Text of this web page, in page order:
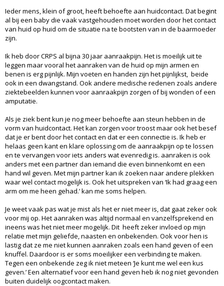
Ieder mens, klein of groot, heeft behoefte aan huidcontact. Dat begint
al bij een baby die vaak vastgehouden moet worden door het contact
van huid op huid om de situatie na te bootsten van in de baarmoeder
zijn.
Ik heb door CRPS al bijna 30 jaar aanraakpijn. Het is moeilijk uit te
leggen maar vooral het aanraken van de huid op mijn armen en
benen is erg pijnlijk. Mijn voeten en handen zijn het pijnlijkst, beide
ook in een dwangstand. Ook andere medische redenen zoals andere
ziektebeelden kunnen voor aanraakpijn zorgen of bij wonden of een
amputatie.
Als je ziek bent kun je nog meer behoefte aan steun hebben in de
vorm van huidcontact. Het kan zorgen voor troost maar ook het besef
dat je er bent door het contact en dat er een connectie is. Ik heb er
helaas geen kant en klare oplossing om de aanraakpijn op te lossen
en te vervangen voor iets anders wat evenredig is. aanraken is ook
anders met een partner dan iemand die even binnenkomt en een
hand wil geven. Met mijn partner kan ik zoeken naar andere plekken
waar wel contact mogelijk is. Ook het uitspreken van ‘Ik had graag een
arm om me heen gehad.’ kan me soms helpen.
Je weet vaak pas wat je mist als het er niet meer is, dat gaat zeker ook
voor mij op. Het aanraken was altijd normaal en vanzelfsprekend en
ineens was het niet meer mogelijk. Dit heeft zeker invloed op mijn
relatie met mijn geliefde, naasten en onbekenden. Ook voor hen is
lastig dat ze me niet kunnen aanraken zoals een hand geven of een
knuffel. Daardoor is er soms moeilijker een verbinding te maken.
Tegen een onbekende zeg ik niet meteen ‘Je kunt me wel een kus
geven.’ Een alternatief voor een hand geven heb ik nog niet gevonden
buiten duidelijk oogcontact maken.